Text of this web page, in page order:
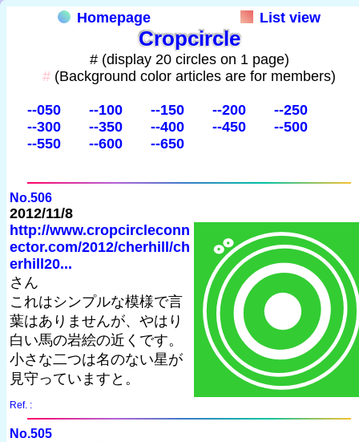
Homepage List view
Cropcircle
# (display 20 circles on 1 page)
# (Background color articles are for members)
--050 --100 --150 --200
--250
--300
--350 --400 --450
--500
--550
--600 --650
No.506
2012/11/8
http://www.cropcircleconn
ector.com/2012/cherhill/ch
erhill20...
さん
これはシンプルな模様で言
葉はありませんが、やはり
白い馬の岩絵の近くです。
小さな二つは名のない星が
見守っていますと。
Ref. :
No.505